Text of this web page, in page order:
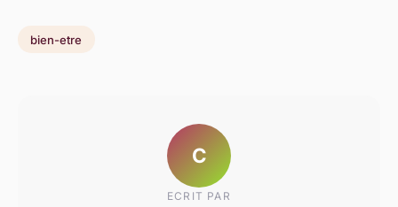
bien-etre
C
ECRIT PAR